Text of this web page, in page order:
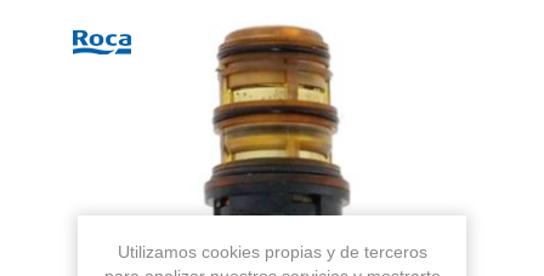
Utilizamos cookies propias y de terceros